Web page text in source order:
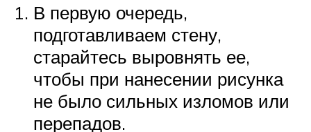
В первую очередь,
подготавливаем стену,
старайтесь выровнять ее,
чтобы при нанесении рисунка
не было сильных изломов или
перепадов.